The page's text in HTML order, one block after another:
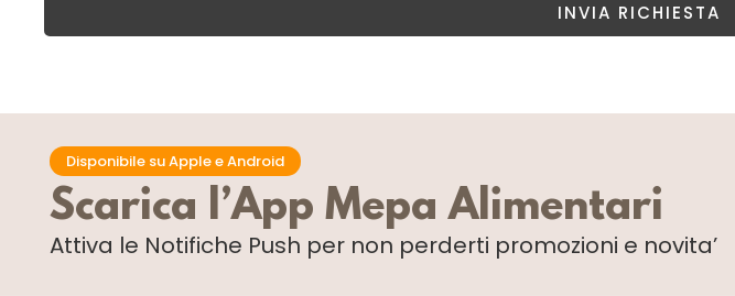
INVIA RICHIESTA
Disponibile su Apple e Android
Scarica l’App Mepa Alimentari
Attiva le Notifiche Push per non perderti promozioni e novita’